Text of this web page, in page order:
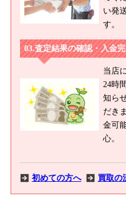
い発
す。
査定結果の確認・入金
当店
24時
知ら
だき
金可
心。
初めての方へ 買取の